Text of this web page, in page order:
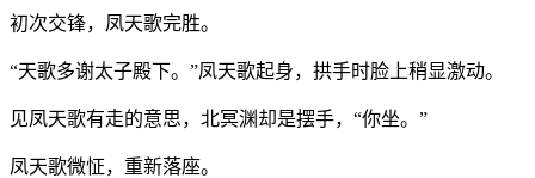
初次交锋，凤天歌完胜。
“天歌多谢太子殿下。”凤天歌起身，拱手时脸上稍显激动。
见凤天歌有走的意思，北冥渊却是摆手，“你坐。”
凤天歌微怔，重新落座。